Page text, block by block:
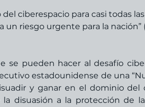
ciberespacio para casi todas
un riesgo urgente para la nación”
se pueden hacer al desafío
estadounidense de una
y ganar en el dominio del
disuasión a la protección de